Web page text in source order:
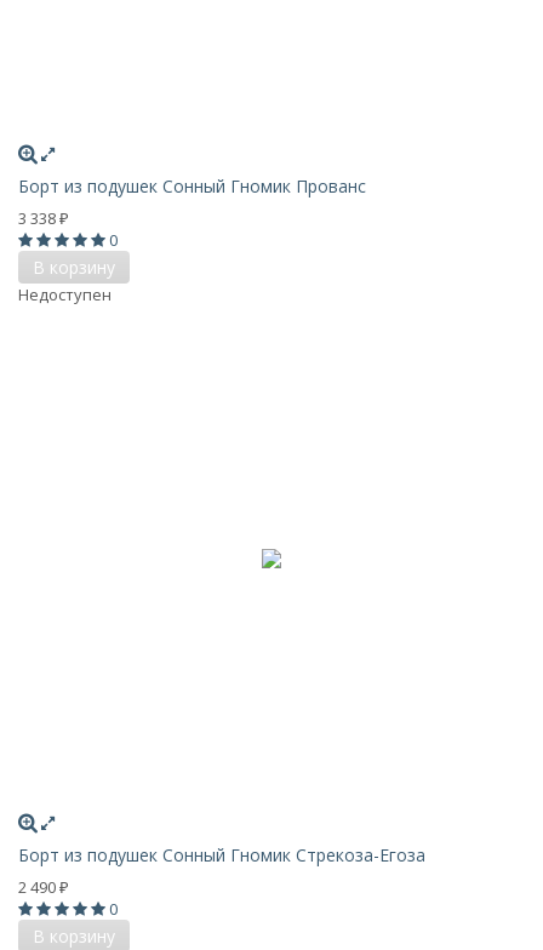
Борт из подушек Сонный Гномик Прованс
3 338 ₽
0
В корзину
Недоступен
Борт из подушек Сонный Гномик Стрекоза-Егоза
2 490 ₽
0
В корзину